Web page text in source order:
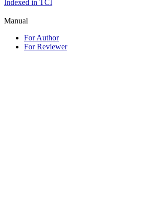
Indexed in TCI
Manual
For Author
For Reviewer